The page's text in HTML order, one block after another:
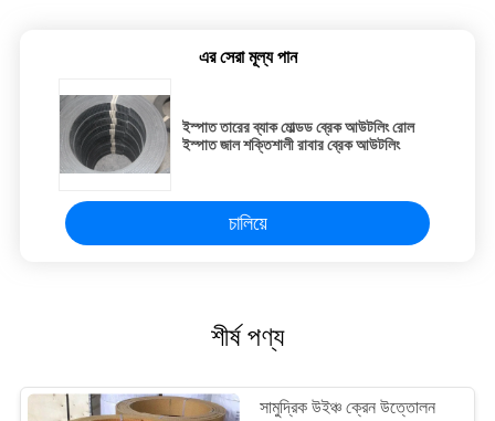
এর সেরা মূল্য পান
ইস্পাত তারের ব্যাক মোল্ডড ব্রেক আউটলিং রোল
ইস্পাত জাল শক্তিশালী রাবার ব্রেক আউটলিং
চালিয়ে
শীর্ষ পণ্য
সামুদ্রিক উইঞ্চ ক্রেন উত্তোলন